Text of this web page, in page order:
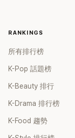
RANKINGS
所有排行榜
K-Pop 話題榜
K-Beauty 排行
K-Drama 排行榜
K-Food 趨勢